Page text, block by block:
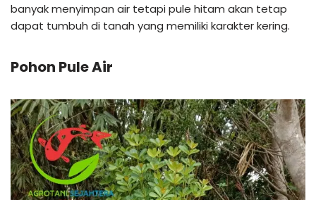
banyak menyimpan air tetapi pule hitam akan tetap
dapat tumbuh di tanah yang memiliki karakter kering.
Pohon Pule Air